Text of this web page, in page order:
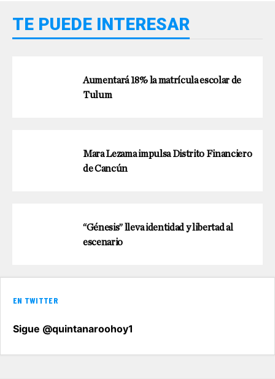
TE PUEDE INTERESAR
Aumentará 18% la matrícula escolar de
Tulum
Mara Lezama impulsa Distrito Financiero
de Cancún
“Génesis” lleva identidad y libertad al
escenario
EN TWITTER
Sigue @quintanaroohoy1